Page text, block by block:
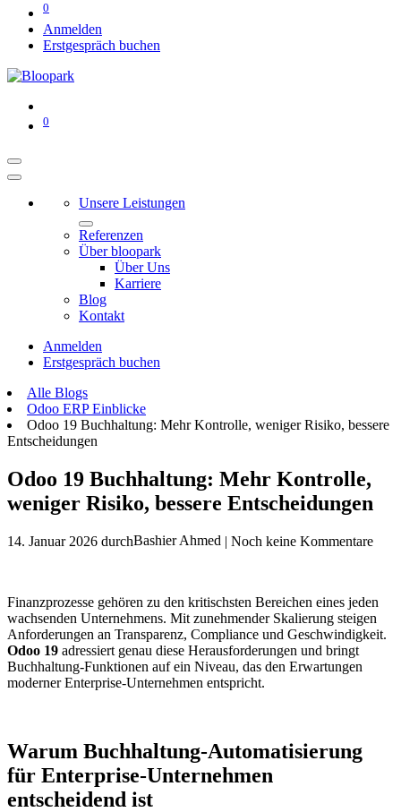
0
Anmelden
Erstgespräch buchen
0
Unsere Leistungen
Referenzen
Über bloopark
Über Uns
Karriere
Blog
Kontakt
Anmelden
Erstgespräch buchen
Alle Blogs
Odoo ERP Einblicke
Odoo 19 Buchhaltung: Mehr Kontrolle, weniger Risiko, bessere
Entscheidungen
Odoo 19 Buchhaltung: Mehr Kontrolle,
weniger Risiko, bessere Entscheidungen
14. Januar 2026 durchBashier Ahmed | Noch keine Kommentare
Finanzprozesse gehören zu den kritischsten Bereichen eines jeden
wachsenden Unternehmens. Mit zunehmender Skalierung steigen
Anforderungen an Transparenz, Compliance und Geschwindigkeit.
Odoo 19 adressiert genau diese Herausforderungen und bringt
Buchhaltung-Funktionen auf ein Niveau, das den Erwartungen
moderner Enterprise-Unternehmen entspricht.
Warum Buchhaltung-Automatisierung
für Enterprise-Unternehmen
entscheidend ist